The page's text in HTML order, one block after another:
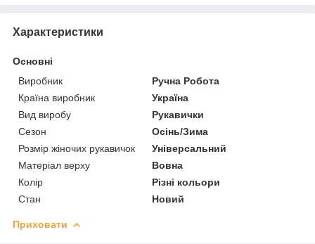
Характеристики
Основні
Виробник
Ручна Робота
Країна виробник
Україна
Вид виробу
Рукавички
Сезон
Осінь/Зима
Розмір жіночих рукавичок
Універсальний
Матеріал верху
Вовна
Колір
Різні кольори
Стан
Новий
Приховати